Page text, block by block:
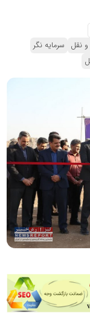
نقل سرمایه نگر